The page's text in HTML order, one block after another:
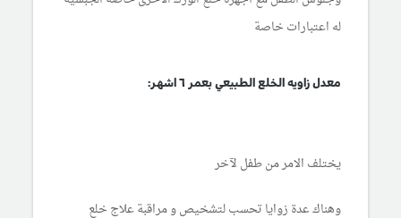
له اعتبارات خاصة
معدل زاويه الخلع الطبيعي بعمر ٦ اشهر:
يختلف الامر من طفل لآخر
وهناك عدة زوايا تحسب لتشخيص و مراقبة علاج خلع